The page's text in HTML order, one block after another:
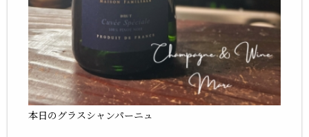
本日のグラスシャンパーニュ